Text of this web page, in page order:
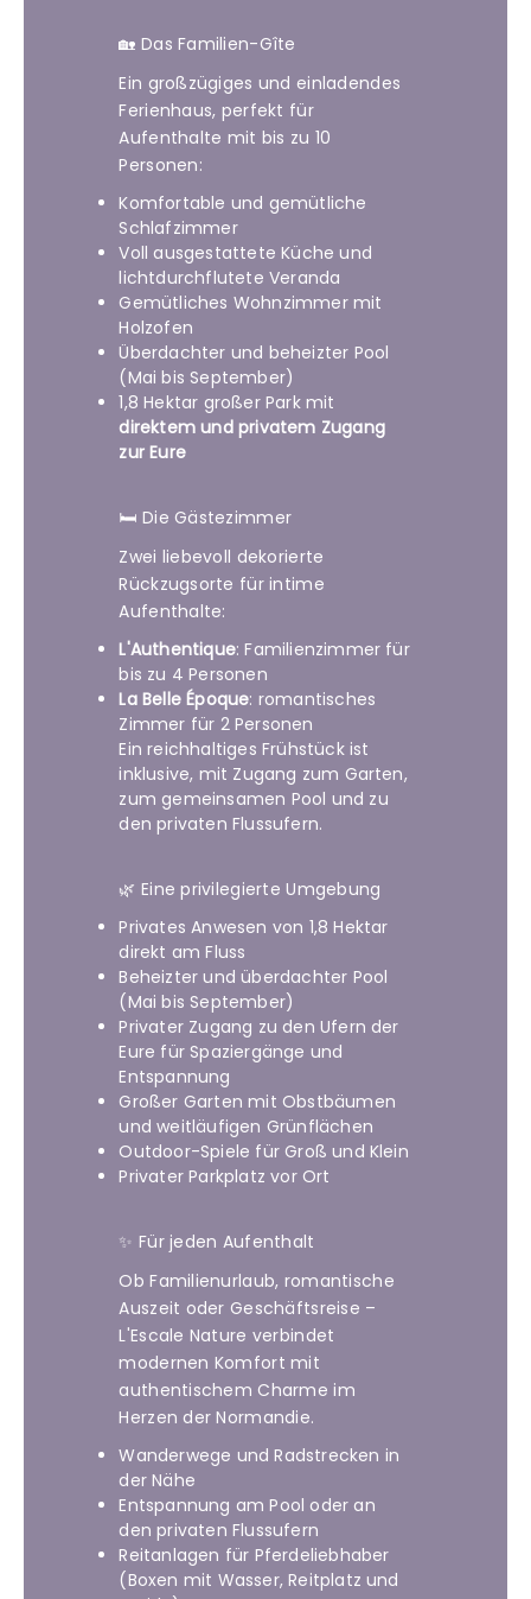
🏡 Das Familien-Gîte
Ein großzügiges und einladendes
Ferienhaus, perfekt für
Aufenthalte mit bis zu 10
Personen:
Komfortable und gemütliche
Schlafzimmer
Voll ausgestattete Küche und
lichtdurchflutete Veranda
Gemütliches Wohnzimmer mit
Holzofen
Überdachter und beheizter Pool
(Mai bis September)
1,8 Hektar großer Park mit
direktem und privatem Zugang
zur Eure
🛏️ Die Gästezimmer
Zwei liebevoll dekorierte
Rückzugsorte für intime
Aufenthalte:
L'Authentique: Familienzimmer für
bis zu 4 Personen
La Belle Époque: romantisches
Zimmer für 2 Personen
Ein reichhaltiges Frühstück ist
inklusive, mit Zugang zum Garten,
zum gemeinsamen Pool und zu
den privaten Flussufern.
🌿 Eine privilegierte Umgebung
Privates Anwesen von 1,8 Hektar
direkt am Fluss
Beheizter und überdachter Pool
(Mai bis September)
Privater Zugang zu den Ufern der
Eure für Spaziergänge und
Entspannung
Großer Garten mit Obstbäumen
und weitläufigen Grünflächen
Outdoor-Spiele für Groß und Klein
Privater Parkplatz vor Ort
✨ Für jeden Aufenthalt
Ob Familienurlaub, romantische
Auszeit oder Geschäftsreise –
L'Escale Nature verbindet
modernen Komfort mit
authentischem Charme im
Herzen der Normandie.
Wanderwege und Radstrecken in
der Nähe
Entspannung am Pool oder an
den privaten Flussufern
Reitanlagen für Pferdeliebhaber
(Boxen mit Wasser, Reitplatz und